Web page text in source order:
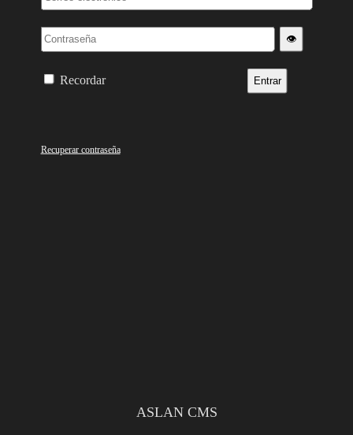
👁️
Recordar Entrar
Recuperar contraseña
ASLAN CMS